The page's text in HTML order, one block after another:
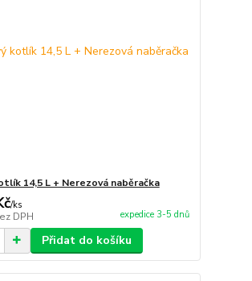
14,5 L + Nerezová naběračka
/ks
DPH expedice 3-5 dnů
Přidat do košíku